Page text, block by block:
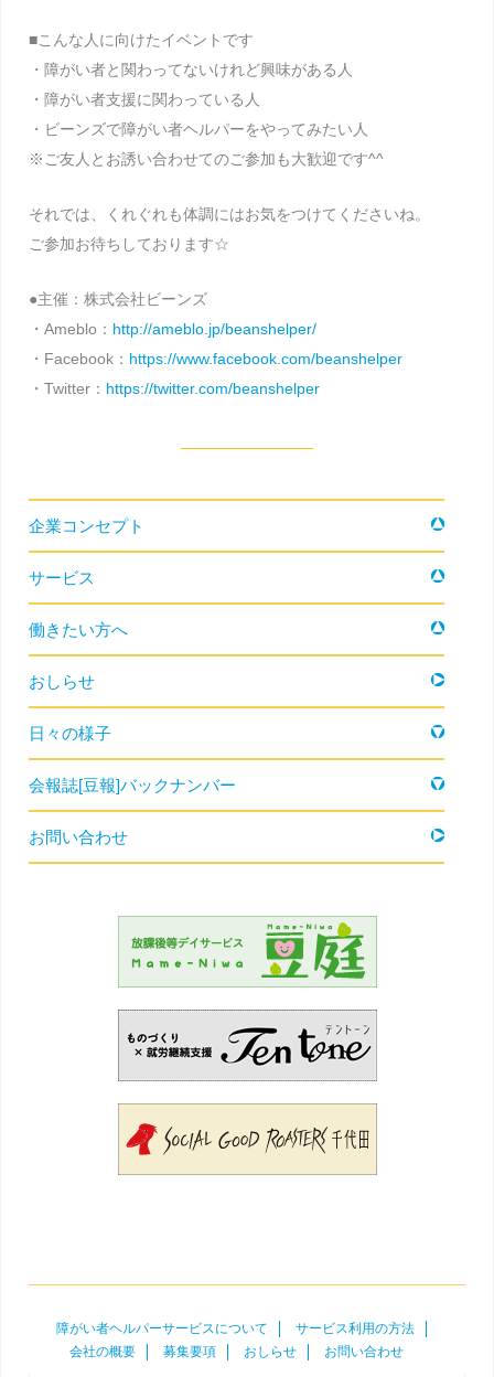
■こんな人に向けたイベントです
・障がい者と関わってないけれど興味がある人
・障がい者支援に関わっている人
・ビーンズで障がい者ヘルパーをやってみたい人
※ご友人とお誘い合わせてのご参加も大歓迎です^^
それでは、くれぐれも体調にはお気をつけてくださいね。
ご参加お待ちしております☆
●主催：株式会社ビーンズ
・Ameblo： http://ameblo.jp/beanshelper/
・Facebook： https://www.facebook.com/beanshelper
・Twitter： https://twitter.com/beanshelper
企業コンセプト
サービス
働きたい方へ
おしらせ
日々の様子
会報誌[豆報]バックナンバー
お問い合わせ
障がい者ヘルパーサービスについて
サービス利用の方法
会社の概要
募集要項 おしらせ お問い合わせ